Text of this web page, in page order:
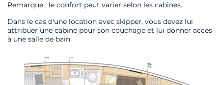
Remarque : le confort peut varier selon les cabines.
Dans le cas d'une location avec skipper, vous devez lui
attribuer une cabine pour son couchage et lui donner accès
à une salle de bain.